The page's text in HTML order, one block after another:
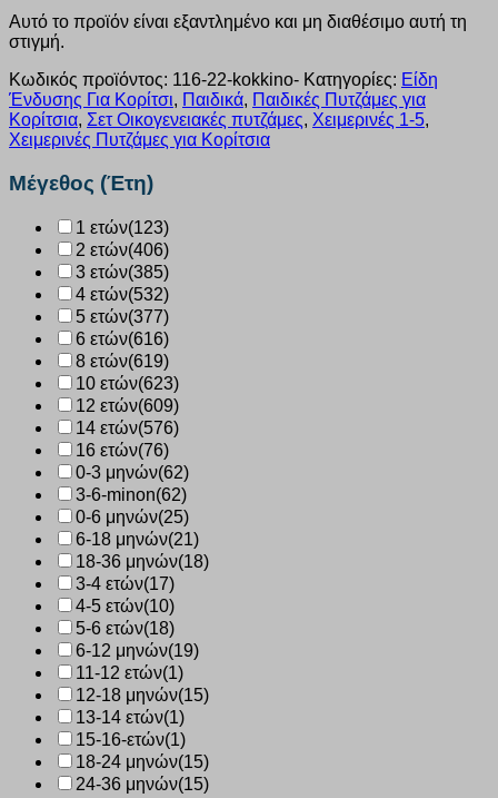
Αυτό το προϊόν είναι εξαντλημένο και μη διαθέσιμο αυτή τη
στιγμή.
Κωδικός προϊόντος: 116-22-kokkino- Κατηγορίες: Είδη
Ένδυσης Για Κορίτσι, Παιδικά, Παιδικές Πυτζάμες για
Κορίτσια, Σετ Οικογενειακές πυτζάμες, Χειμερινές 1-5,
Χειμερινές Πυτζάμες για Κορίτσια
Μέγεθος (Έτη)
1 ετών(123)
2 ετών(406)
3 ετών(385)
4 ετών(532)
5 ετών(377)
6 ετών(616)
8 ετών(619)
10 ετών(623)
12 ετών(609)
14 ετών(576)
16 ετών(76)
0-3 μηνών(62)
3-6-minon(62)
0-6 μηνών(25)
6-18 μηνών(21)
18-36 μηνών(18)
3-4 ετών(17)
4-5 ετών(10)
5-6 ετών(18)
6-12 μηνών(19)
11-12 ετών(1)
12-18 μηνών(15)
13-14 ετών(1)
15-16-ετών(1)
18-24 μηνών(15)
24-36 μηνών(15)